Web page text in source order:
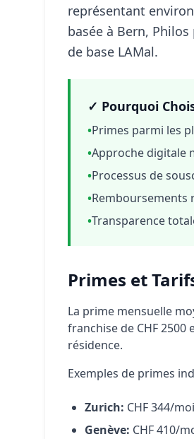
représentant
basée à Bern,
de base LAMal.
✓ Pourquoi
•Primes parmi les
•Approche digitale
•Processus de
•Remboursements
•Transparence
Primes et
La prime mensuelle
franchise de CHF
résidence.
Exemples de primes
Zurich: CHF 344/
Genève: CHF 410/